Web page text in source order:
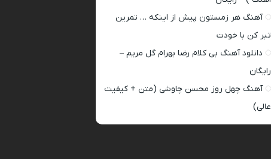
آهنگ هر زمستون پیش از اینکه … تمرین
تبر کن با خودت
دانلود آهنگ بی کلام رضا بهرام گل مریم –
رایگان
آهنگ چهل روز محسن چاوشی (متن + کیفیت
عالی)